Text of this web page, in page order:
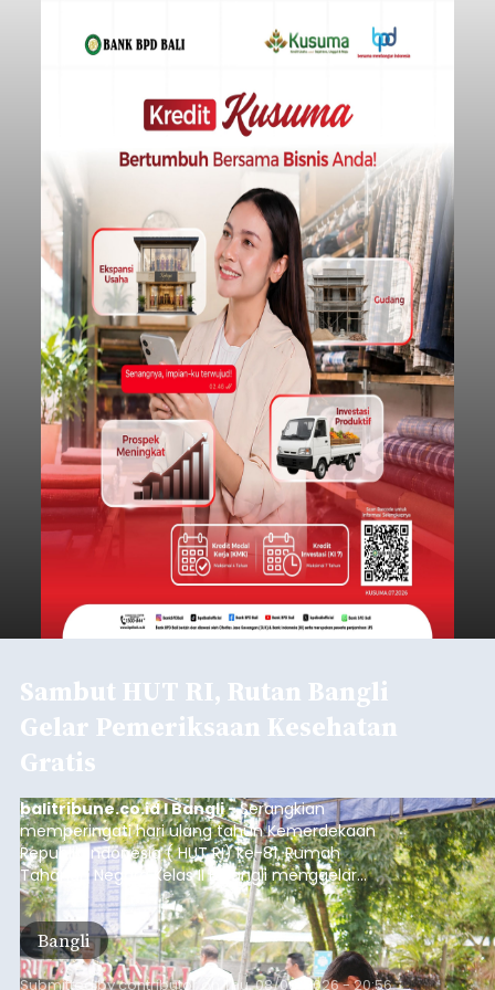
Sambut HUT RI, Rutan Bangli
Gelar Pemeriksaan Kesehatan
Gratis
balitribune.co.id I Bangli -Serangkian
memperingati hari ulang tahun Kemerdekaan
Republik Indonesia ( HUT RI) ke-81, Rumah
Tahanan Negara Kelas II B Bangli menggelar
kegiatan pemeriksaan kesehatan gratis, Rabu
(6/8/2026).
Bangli
Submitted bycontributor Thu, 08/06/2026 - 20:56